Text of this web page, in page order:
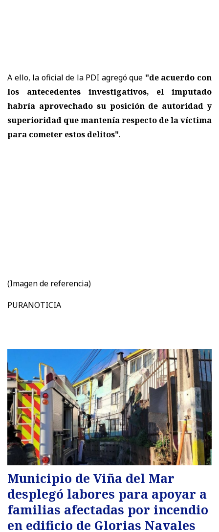
A ello, la oficial de la PDI agregó que "de acuerdo con
los antecedentes investigativos, el imputado
habría aprovechado su posición de autoridad y
superioridad que mantenía respecto de la víctima
para cometer estos delitos".
(Imagen de referencia)
PURANOTICIA
Municipio de Viña del Mar
desplegó labores para apoyar a
familias afectadas por incendio
en edificio de Glorias Navales